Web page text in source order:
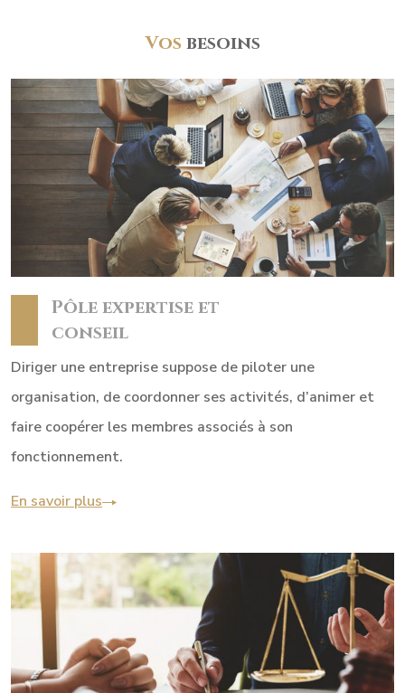
Vos besoins
Pôle expertise et
conseil
Diriger une entreprise suppose de piloter une
organisation, de coordonner ses activités, d’animer et
faire coopérer les membres associés à son
fonctionnement.
En savoir plus